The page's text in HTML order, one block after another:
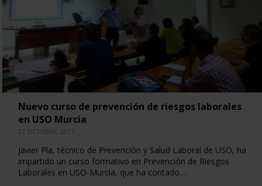
Nuevo curso de prevención de riesgos laborales
en USO Murcia
27 OCTUBRE, 2017
Javier Pla, técnico de Prevención y Salud Laboral de USO, ha
impartido un curso formativo en Prevención de Riesgos
Laborales en USO-Murcia, que ha contado…